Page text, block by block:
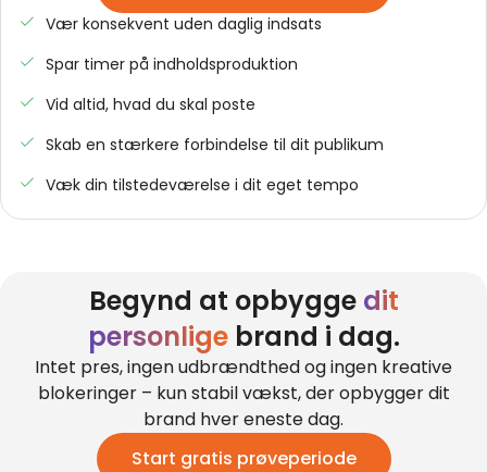
Vær konsekvent uden daglig indsats
Spar timer på indholdsproduktion
Vid altid, hvad du skal poste
Skab en stærkere forbindelse til dit publikum
Væk din tilstedeværelse i dit eget tempo
Begynd at opbygge dit
personligebrand i dag.
Intet pres, ingen udbrændthed og ingen kreative
blokeringer – kun stabil vækst, der opbygger dit
brand hver eneste dag.
Start gratis prøveperiode